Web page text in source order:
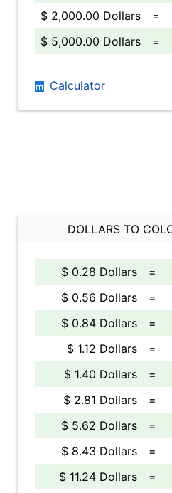
$ 2,000.00 Dollars
=
$ 5,000.00 Dollars
=
Calculator
DOLLARS TO
$ 0.28 Dollars =
$ 0.56 Dollars
=
$ 0.84 Dollars
=
$ 1.12 Dollars
=
$ 1.40 Dollars
=
$ 2.81 Dollars
=
$ 5.62 Dollars
=
$ 8.43 Dollars
=
$ 11.24 Dollars
=